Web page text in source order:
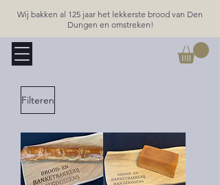
Wij bakken al 125 jaar het lekkerste brood van Den
Dungen en omstreken!
Filteren